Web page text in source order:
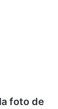
foto de